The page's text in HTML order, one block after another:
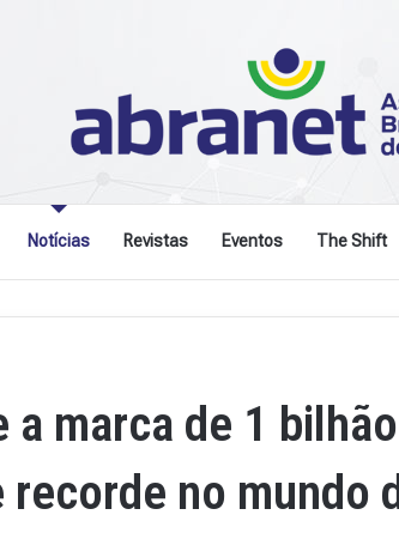
Notícias Revistas Eventos The Shift
a marca de 1
no mundo